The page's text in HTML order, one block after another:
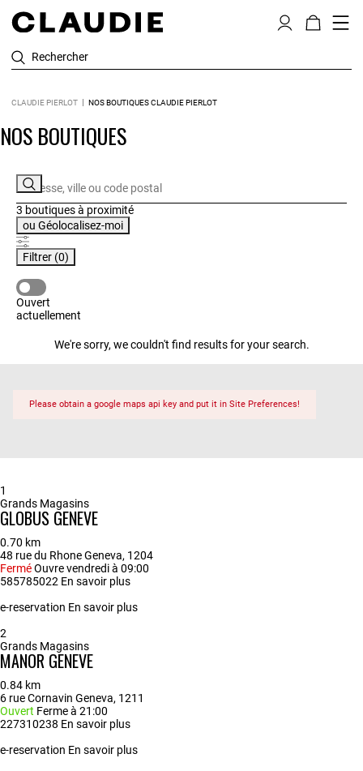
Rechercher
CLAUDIE PIERLOT NOS BOUTIQUES CLAUDIE PIERLOT
NOS BOUTIQUES
3 boutiquesà proximité
ou Géolocalisez-moi
Filtrer (0)
Ouvert
actuellement
We're sorry, we couldn't find results for your search.
Please obtain a google maps api key and put it in Site Preferences!
1
Grands Magasins
GLOBUS GENEVE
0.70 km
48 rue du Rhone Geneva, 1204
FerméOuvre vendredi à 09:00
585785022 En savoir plus
e-reservation En savoir plus
2
Grands Magasins
MANOR GENEVE
0.84 km
6 rue Cornavin Geneva, 1211
Ouvert Ferme à 21:00
227310238 En savoir plus
e-reservation En savoir plus